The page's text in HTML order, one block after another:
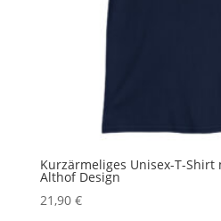
Kurzärmeliges Unisex-T-
Althof Design
21,90 €